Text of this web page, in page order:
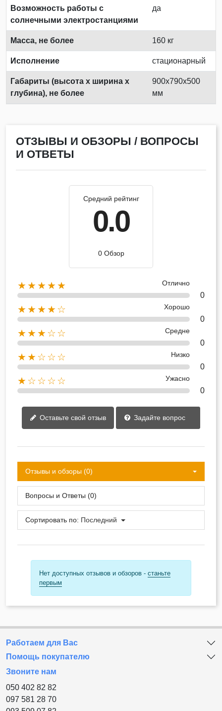
Возможность работы с
солнечными электростанциями
да
Масса, не более 160 кг
Исполнение стационарный
Габариты (высота х ширина х
глубина), не более
900x790x500
мм
ОТЗЫВЫ И ОБЗОРЫ / ВОПРОСЫ
И ОТВЕТЫ
Средний рейтинг
0.0
0 Обзор
★★★★★ Отлично
0
★★★★☆ Хорошо
0
★★★☆☆ Средне
0
★★☆☆☆ Низко
0
★☆☆☆☆ Ужасно
0
Оставьте свой отзыв Задайте вопрос
Отзывы и обзоры (0)
Вопросы и Ответы (0)
Сортировать по: Последний
Нет доступных отзывов и обзоров - станьте
первым
Работаем для Вас
Помощь покупателю
Звоните нам
050 402 82 82
097 581 28 70